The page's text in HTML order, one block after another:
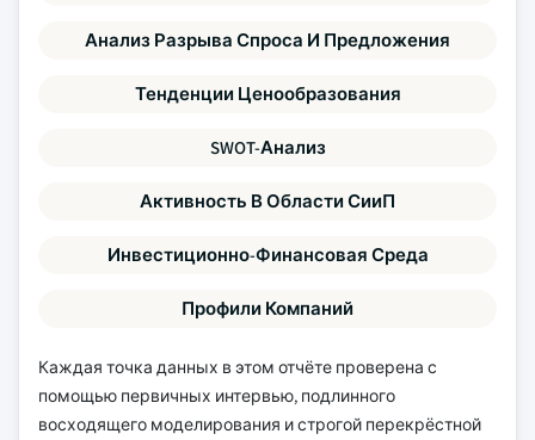
Анализ Разрыва Спроса И Предложения
Тенденции Ценообразования
SWOT-Анализ
Активность В Области СииП
Инвестиционно-Финансовая Среда
Профили Компаний
Каждая точка данных в этом отчёте проверена с
помощью первичных интервью, подлинного
восходящего моделирования и строгой перекрёстной